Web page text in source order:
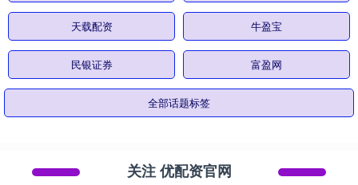
天载配资 牛盈宝
民银证券 富盈网
全部话题标签
关注 优配资官网